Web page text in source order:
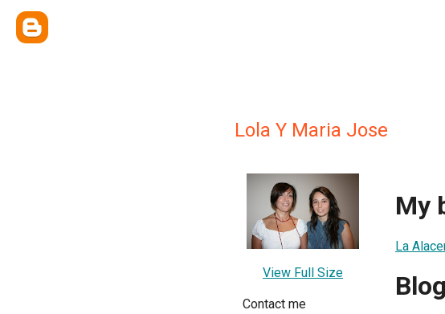
Lola Y Maria Jose
View Full Size
Contact me
My
La